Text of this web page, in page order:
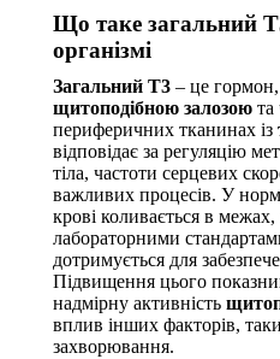
Що таке загальний
організмі
Загальний Т3 – це
щитоподібною залозою та
периферичних тканинах із
відповідає за регуляцію
тіла, частоти серцевих
важливих процесів. У
крові коливається в
лабораторними
дотримується для
Підвищення цього
надмірну активність
вплив інших факторів,
захворювання.